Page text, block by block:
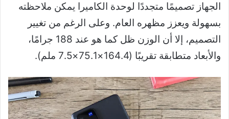
الجهاز تصميمًا متجددًا لوحدة الكاميرا يمكن ملاحظته
بسهولة ويعزز مظهره العام. وعلى الرغم من تغيير
التصميم، إلا أن الوزن ظل كما هو عند 188 جرامًا،
والأبعاد متطابقة تقريبًا (164.4×75.1×7.5 ملم).